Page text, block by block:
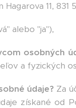
11,
alebo "ja"),
osobných
a fyzických
údaje? Za
získané od